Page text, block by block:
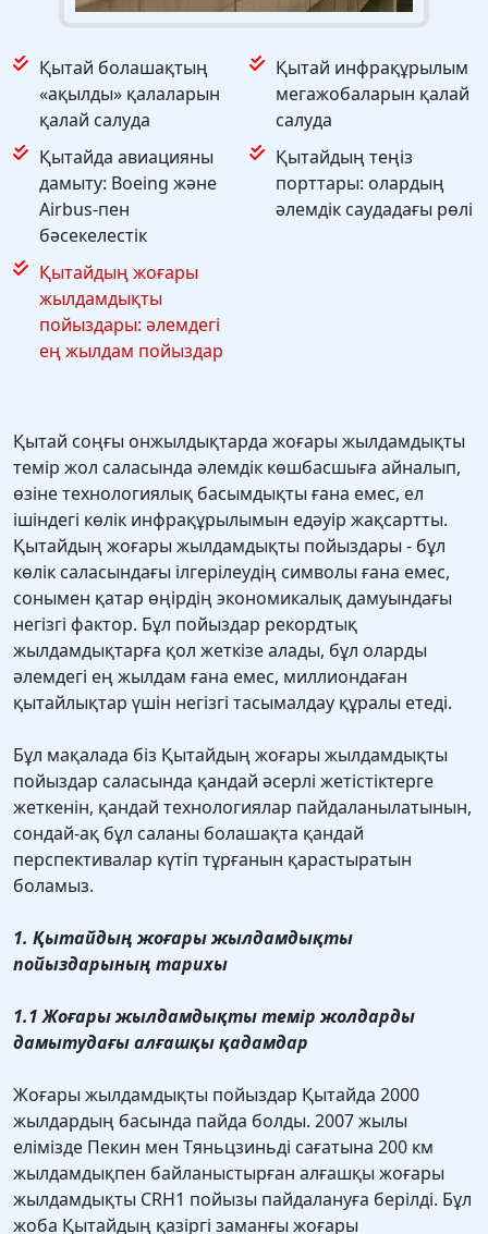
Қытай болашақтың
«ақылды» қалаларын
қалай салуда
Қытай инфрақұрылым
мегажобаларын қалай
салуда
Қытайда авиацияны
дамыту: Boeing және
Airbus-пен
бәсекелестік
Қытайдың теңіз
порттары: олардың
әлемдік саудадағы рөлі
Қытайдың жоғары
жылдамдықты
пойыздары: әлемдегі
ең жылдам пойыздар
Қытай соңғы онжылдықтарда жоғары жылдамдықты
темір жол саласында әлемдік көшбасшыға айналып,
өзіне технологиялық басымдықты ғана емес, ел
ішіндегі көлік инфрақұрылымын едәуір жақсартты.
Қытайдың жоғары жылдамдықты пойыздары - бұл
көлік саласындағы ілгерілеудің символы ғана емес,
сонымен қатар өңірдің экономикалық дамуындағы
негізгі фактор. Бұл пойыздар рекордтық
жылдамдықтарға қол жеткізе алады, бұл оларды
әлемдегі ең жылдам ғана емес, миллиондаған
қытайлықтар үшін негізгі тасымалдау құралы етеді.
Бұл мақалада біз Қытайдың жоғары жылдамдықты
пойыздар саласында қандай әсерлі жетістіктерге
жеткенін, қандай технологиялар пайдаланылатынын,
сондай-ақ бұл саланы болашақта қандай
перспективалар күтіп тұрғанын қарастыратын
боламыз.
1. Қытайдың жоғары жылдамдықты
пойыздарының тарихы
1.1 Жоғары жылдамдықты темір жолдарды
дамытудағы алғашқы қадамдар
Жоғары жылдамдықты пойыздар Қытайда 2000
жылдардың басында пайда болды. 2007 жылы
елімізде Пекин мен Тяньцзиньді сағатына 200 км
жылдамдықпен байланыстырған алғашқы жоғары
жылдамдықты CRH1 пойызы пайдалануға берілді. Бұл
жоба Қытайдың қазіргі заманғы жоғары